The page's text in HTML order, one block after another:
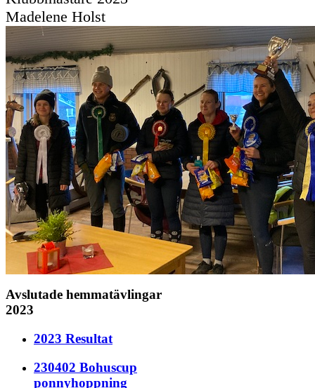
Madelene Holst
Avslutade hemmatävlingar
2023
2023 Resultat
230402 Bohuscup
ponnyhoppning